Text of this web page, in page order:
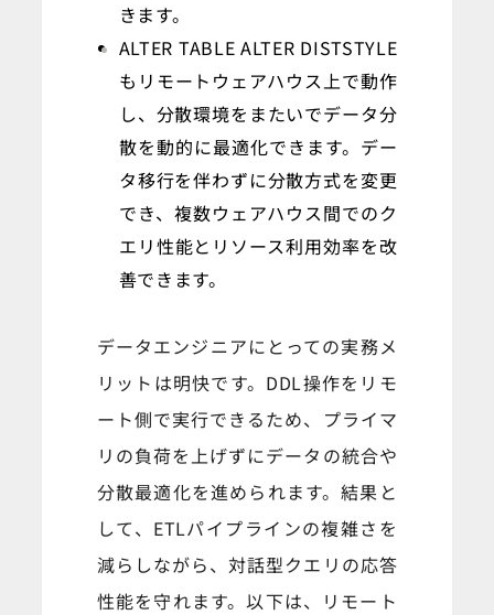
きます。
ALTER TABLE ALTER DISTSTYLE
もリモートウェアハウス上で動作
し、分散環境をまたいでデータ分
散を動的に最適化できます。デー
タ移行を伴わずに分散方式を変更
でき、複数ウェアハウス間でのク
エリ性能とリソース利用効率を改
善できます。
データエンジニアにとっての実務メ
リットは明快です。DDL操作をリモ
ート側で実行できるため、プライマ
リの負荷を上げずにデータの統合や
分散最適化を進められます。結果と
して、ETLパイプラインの複雑さを
減らしながら、対話型クエリの応答
性能を守れます。以下は、リモート